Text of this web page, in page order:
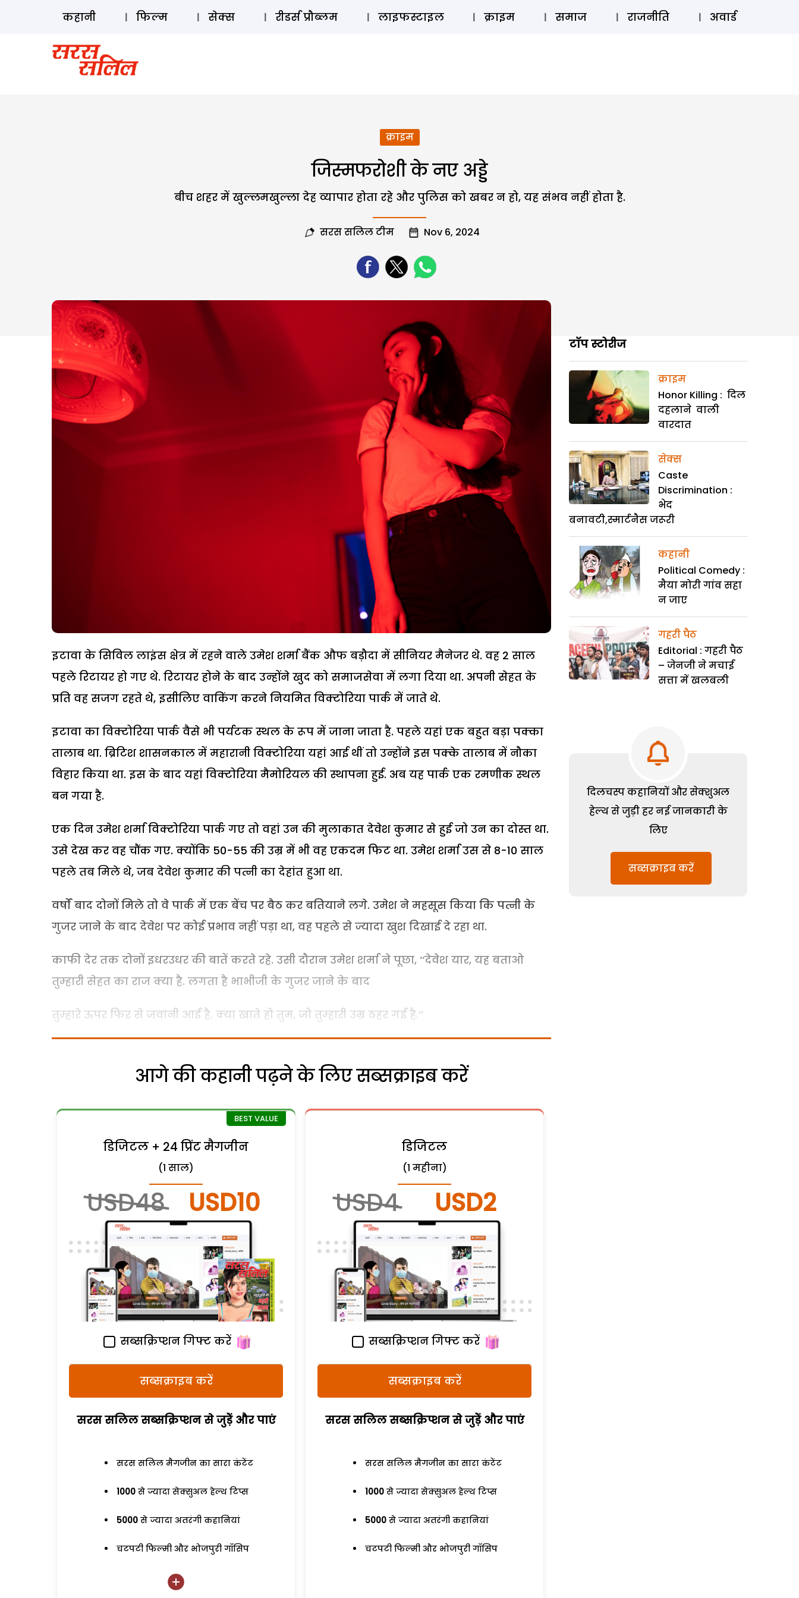
ऑडियो स्टोरी लॉग इन ⚲ SUBSCRIBE
कहानी फिल्म सेक्स रीडर्स प्रौब्लम लाइफस्टाइल क्राइम समाज राजनीति अवार्ड
क्राइम
जिस्मफरोशी के नए अड्डे
बीच शहर में खुल्लमखुल्ला देह व्यापार होता रहे और पुलिस को खबर न हो, यह संभव नहीं होता है.
सरस सलिल टीम Nov 6, 2024
इटावा के सिविल लाइंस क्षेत्र में रहने वाले उमेश शर्मा बैंक औफ बड़ौदा में सीनियर मैनेजर थे. वह 2 साल
पहले रिटायर हो गए थे. रिटायर होने के बाद उन्होंने खुद को समाजसेवा में लगा दिया था. अपनी सेहत के
प्रति वह सजग रहते थे, इसीलिए वाकिंग करने नियमित विक्टोरिया पार्क में जाते थे.
इटावा का विक्टोरिया पार्क वैसे भी पर्यटक स्थल के रूप में जाना जाता है. पहले यहां एक बहुत बड़ा पक्का
तालाब था. ब्रिटिश शासनकाल में महारानी विक्टोरिया यहां आई थीं तो उन्होंने इस पक्के तालाब में नौका
विहार किया था. इस के बाद यहां विक्टोरिया मैमोरियल की स्थापना हुई. अब यह पार्क एक रमणीक स्थल
बन गया है.
एक दिन उमेश शर्मा विक्टोरिया पार्क गए तो वहां उन की मुलाकात देवेश कुमार से हुई जो उन का दोस्त था.
उसे देख कर वह चौंक गए. क्योंकि 50-55 की उम्र में भी वह एकदम फिट था. उमेश शर्मा उस से 8-10 साल
पहले तब मिले थे, जब देवेश कुमार की पत्नी का देहांत हुआ था.
वर्षों बाद दोनों मिले तो वे पार्क में एक बेंच पर बैठ कर बतियाने लगे. उमेश ने महसूस किया कि पत्नी के
गुजर जाने के बाद देवेश पर कोई प्रभाव नहीं पड़ा था, वह पहले से ज्यादा खुश दिखाई दे रहा था.
काफी देर तक दोनों इधरउधर की बातें करते रहे. उसी दौरान उमेश शर्मा ने पूछा, ‘‘देवेश यार, यह बताओ
तुम्हारी सेहत का राज क्या है. लगता है भाभीजी के गुजर जाने के बाद
तुम्हारे ऊपर फिर से जवानी आई है. क्या खाते हो तुम, जो तुम्हारी उम्र ठहर गई है.’’
आगे की कहानी पढ़ने के लिए सब्सक्राइब करें
डिजिटल + 24 प्रिंट मैगजीन
(1 साल)
USD48 USD10
सब्सक्रिप्शन गिफ्ट करें
सब्सक्राइब करें
सरस सलिल सब्सक्रिप्शन से जुड़ेें और पाएं
सरस सलिल मैगजीन का सारा कंटेंट
1000 से ज्यादा सेक्सुअल हेल्थ टिप्स
5000 से ज्यादा अतरंगी कहानियां
चटपटी फिल्मी और भोजपुरी गॉसिप
डिजिटल
(1 महीना)
USD4 USD2
सब्सक्रिप्शन गिफ्ट करें
सब्सक्राइब करें
सरस सलिल सब्सक्रिप्शन से जुड़ेें और पाएं
सरस सलिल मैगजीन का सारा कंटेंट
1000 से ज्यादा सेक्सुअल हेल्थ टिप्स
5000 से ज्यादा अतरंगी कहानियां
चटपटी फिल्मी और भोजपुरी गॉसिप
टॉप स्टोरीज
क्राइम
Honor Killing : दिल
दहलाने वाली
वारदात
सेक्स
Caste
Discrimination :
भेद
बनावटी,स्मार्टनैस जरूरी
कहानी
Political Comedy :
मैया मोरी गांव सहा
न जाए
गहरी पैठ
Editorial : गहरी पैठ
– जेनजी ने मचाई
सत्ता में खलबली
दिलचस्प कहानियों और सेक्शुअल
हेल्थ से जुड़ी हर नई जानकारी के
लिए
सब्सक्राइब करें